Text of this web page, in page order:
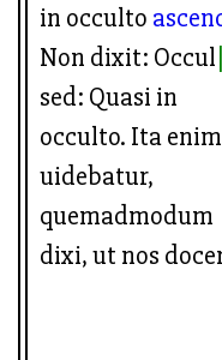
in occulto
Non dixit: Occul
sed: Quasi in
occulto. Ita enim
uidebatur,
quemadmodum
dixi, ut nos